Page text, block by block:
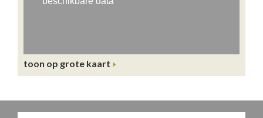
toon op grote kaart